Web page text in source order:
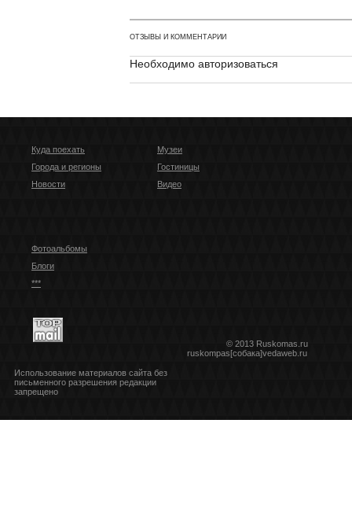
ОТЗЫВЫ И КОММЕНТАРИИ
Необходимо авторизоваться
Куда поехать
Города и регионы
Новости
Музеи
Гостиницы
Видео
Фотоальбомы
Блоги
***
© 2013 Ruskomas.ru
ruskompas[собака]vedaweb.ru
Использование материалов сайта без
письменного разрешения редакции
запрещено